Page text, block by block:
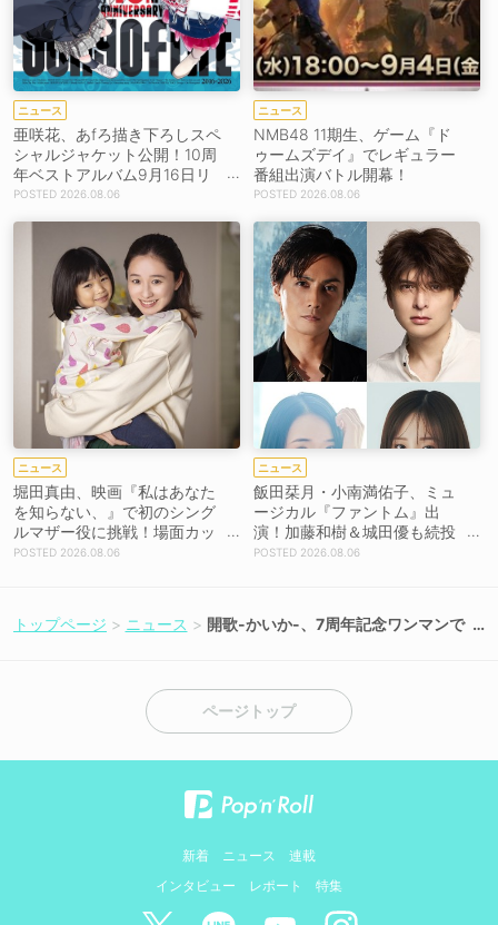
ニュース
亜咲花、あfろ描き下ろしスペ
シャルジャケット公開！10周
年ベストアルバム9月16日リ
リース！2026.08.06
ニュース
NMB48 11期生、ゲーム『ド
ゥームズデイ』でレギュラー
番組出演バトル開幕！
2026.08.06
ニュース
堀田真由、映画『私はあなた
を知らない、』で初のシング
ルマザー役に挑戦！場面カッ
トを解禁！【コメントあり】
2026.08.06
ニュース
飯田栞月・小南満佑子、ミュ
ージカル『ファントム』出
演！加藤和樹＆城田優も続投
【コメントあり】
2026.08.06
トップページ ニュース
開歌-かいか-、7周年記念ワンマンで
ページトップ
新着 ニュース
連載
インタビュー
レポート 特集